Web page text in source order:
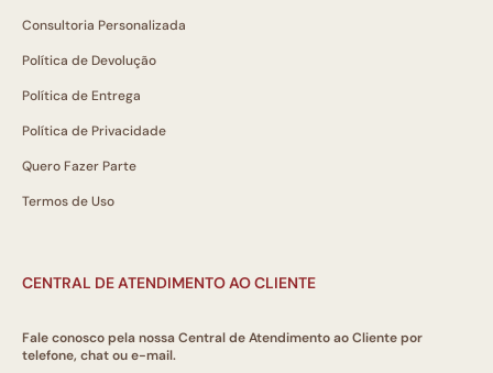
Consultoria Personalizada
Política de Devolução
Política de Entrega
Política de Privacidade
Quero Fazer Parte
Termos de Uso
CENTRAL DE ATENDIMENTO AO CLIENTE
Fale conosco pela nossa Central de Atendimento ao Cliente por
telefone, chat ou e-mail.